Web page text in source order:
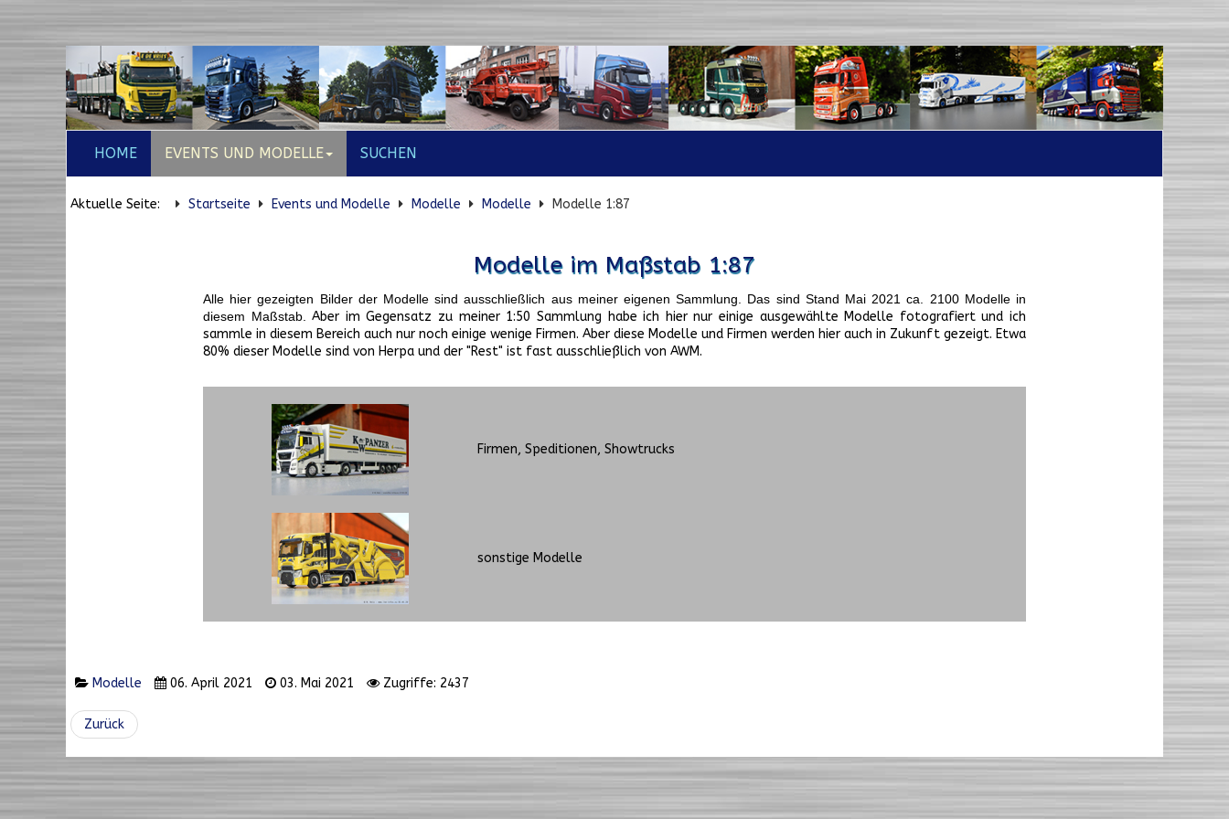
HOME EVENTS UND MODELLE SUCHEN
Aktuelle Seite: Startseite Events und Modelle Modelle Modelle Modelle 1:87
Modelle im Maßstab 1:87
Alle hier gezeigten Bilder der Modelle sind ausschließlich aus meiner eigenen Sammlung. Das sind Stand Mai 2021 ca. 2100 Modelle in
diesem Maßstab. Aber im Gegensatz zu meiner 1:50 Sammlung habe ich hier nur einige ausgewählte Modelle fotografiert und ich
sammle in diesem Bereich auch nur noch einige wenige Firmen. Aber diese Modelle und Firmen werden hier auch in Zukunft gezeigt. Etwa
80% dieser Modelle sind von Herpa und der "Rest" ist fast ausschließlich von AWM.
Firmen, Speditionen, Showtrucks
sonstige Modelle
Modelle 06. April 2021 03. Mai 2021 Zugriffe: 2437
Zurück